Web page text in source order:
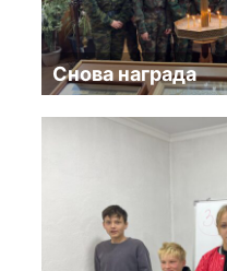
Снова награда